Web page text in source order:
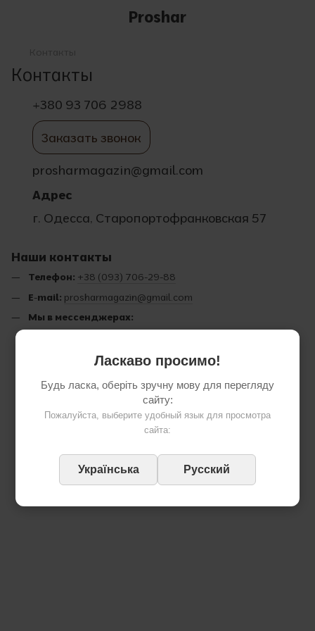
Proshar
Контакты
+380 93 706 2988
Заказать звонок
prosharmagazin@gmail.com
Адрес
г. Одесса, Старопортофранковская 57
Наши контакты
Телефон: +38 (093) 706-29-88
E-mail: prosharmagazin@gmail.com
Мы в мессенджерах:
Написать в Telegram
Ласкаво просимо!
Будь ласка, оберіть зручну мову для перегляду
сайту:
Пожалуйста, выберите удобный язык для просмотра
сайта:
Українська Русский